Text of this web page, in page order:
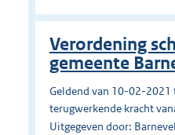
Verordening
gemeente
Geldend van 10-02-2021
terugwerkende kracht
Uitgegeven door: